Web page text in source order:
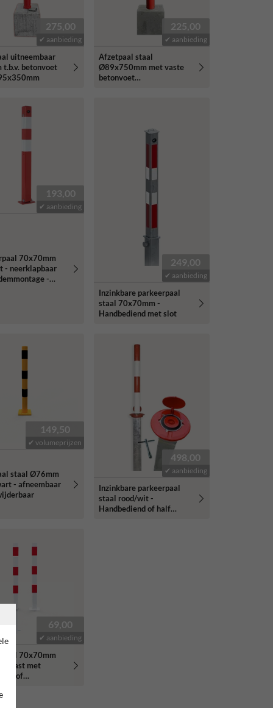
275,00
✔ aanbieding
uitneembaar
t.b.v. betonvoet
225,00
✔ aanbieding
Afzetpaal staal
Ø89x750mm met vaste
betonvoet
193,00
✔ aanbieding
70x70mm
- neerklapbaar
-
249,00
✔ aanbieding
Inzinkbare parkeerpaal
staal 70x70mm -
Handbediend met slot
149,50
✔ volumeprijzen
staal Ø76mm
- afneembaar
498,00
✔ aanbieding
Inzinkbare parkeerpaal
staal rood/wit -
Handbediend of half
69,00
✔ aanbieding
70x70mm
- vast met
of